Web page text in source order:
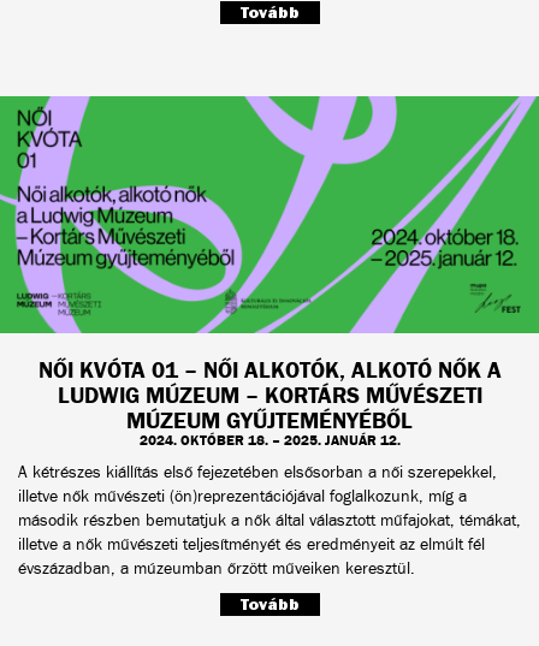
Tovább
NŐI KVÓTA 01 – NŐI ALKOTÓK, ALKOTÓ NŐK A
LUDWIG MÚZEUM – KORTÁRS MŰVÉSZETI
MÚZEUM GYŰJTEMÉNYÉBŐL
2024. OKTÓBER 18. – 2025. JANUÁR 12.
A kétrészes kiállítás első fejezetében elsősorban a női szerepekkel,
illetve nők művészeti (ön)reprezentációjával foglalkozunk, míg a
második részben bemutatjuk a nők által választott műfajokat, témákat,
illetve a nők művészeti teljesítményét és eredményeit az elmúlt fél
évszázadban, a múzeumban őrzött műveiken keresztül.
Tovább